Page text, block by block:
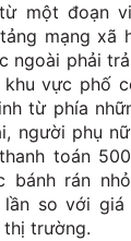
một đoạn
mạng xã
ngoài phải
vực phố
từ phía
người phụ
toán
bánh rán
lần so với
thị trường.